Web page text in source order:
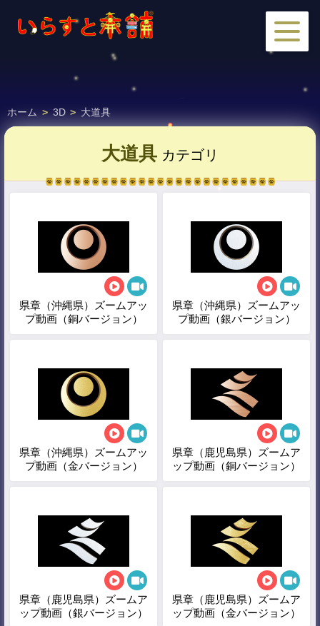
ホーム > 3D > 大道具
大道具 カテゴリ
県章（沖縄県）ズームアッ
プ動画（銅バージョン）
県章（沖縄県）ズームアッ
プ動画（銀バージョン）
県章（沖縄県）ズームアッ
プ動画（金バージョン）
県章（鹿児島県）ズームア
ップ動画（銅バージョン）
県章（鹿児島県）ズームア
ップ動画（銀バージョン）
県章（鹿児島県）ズームア
ップ動画（金バージョン）